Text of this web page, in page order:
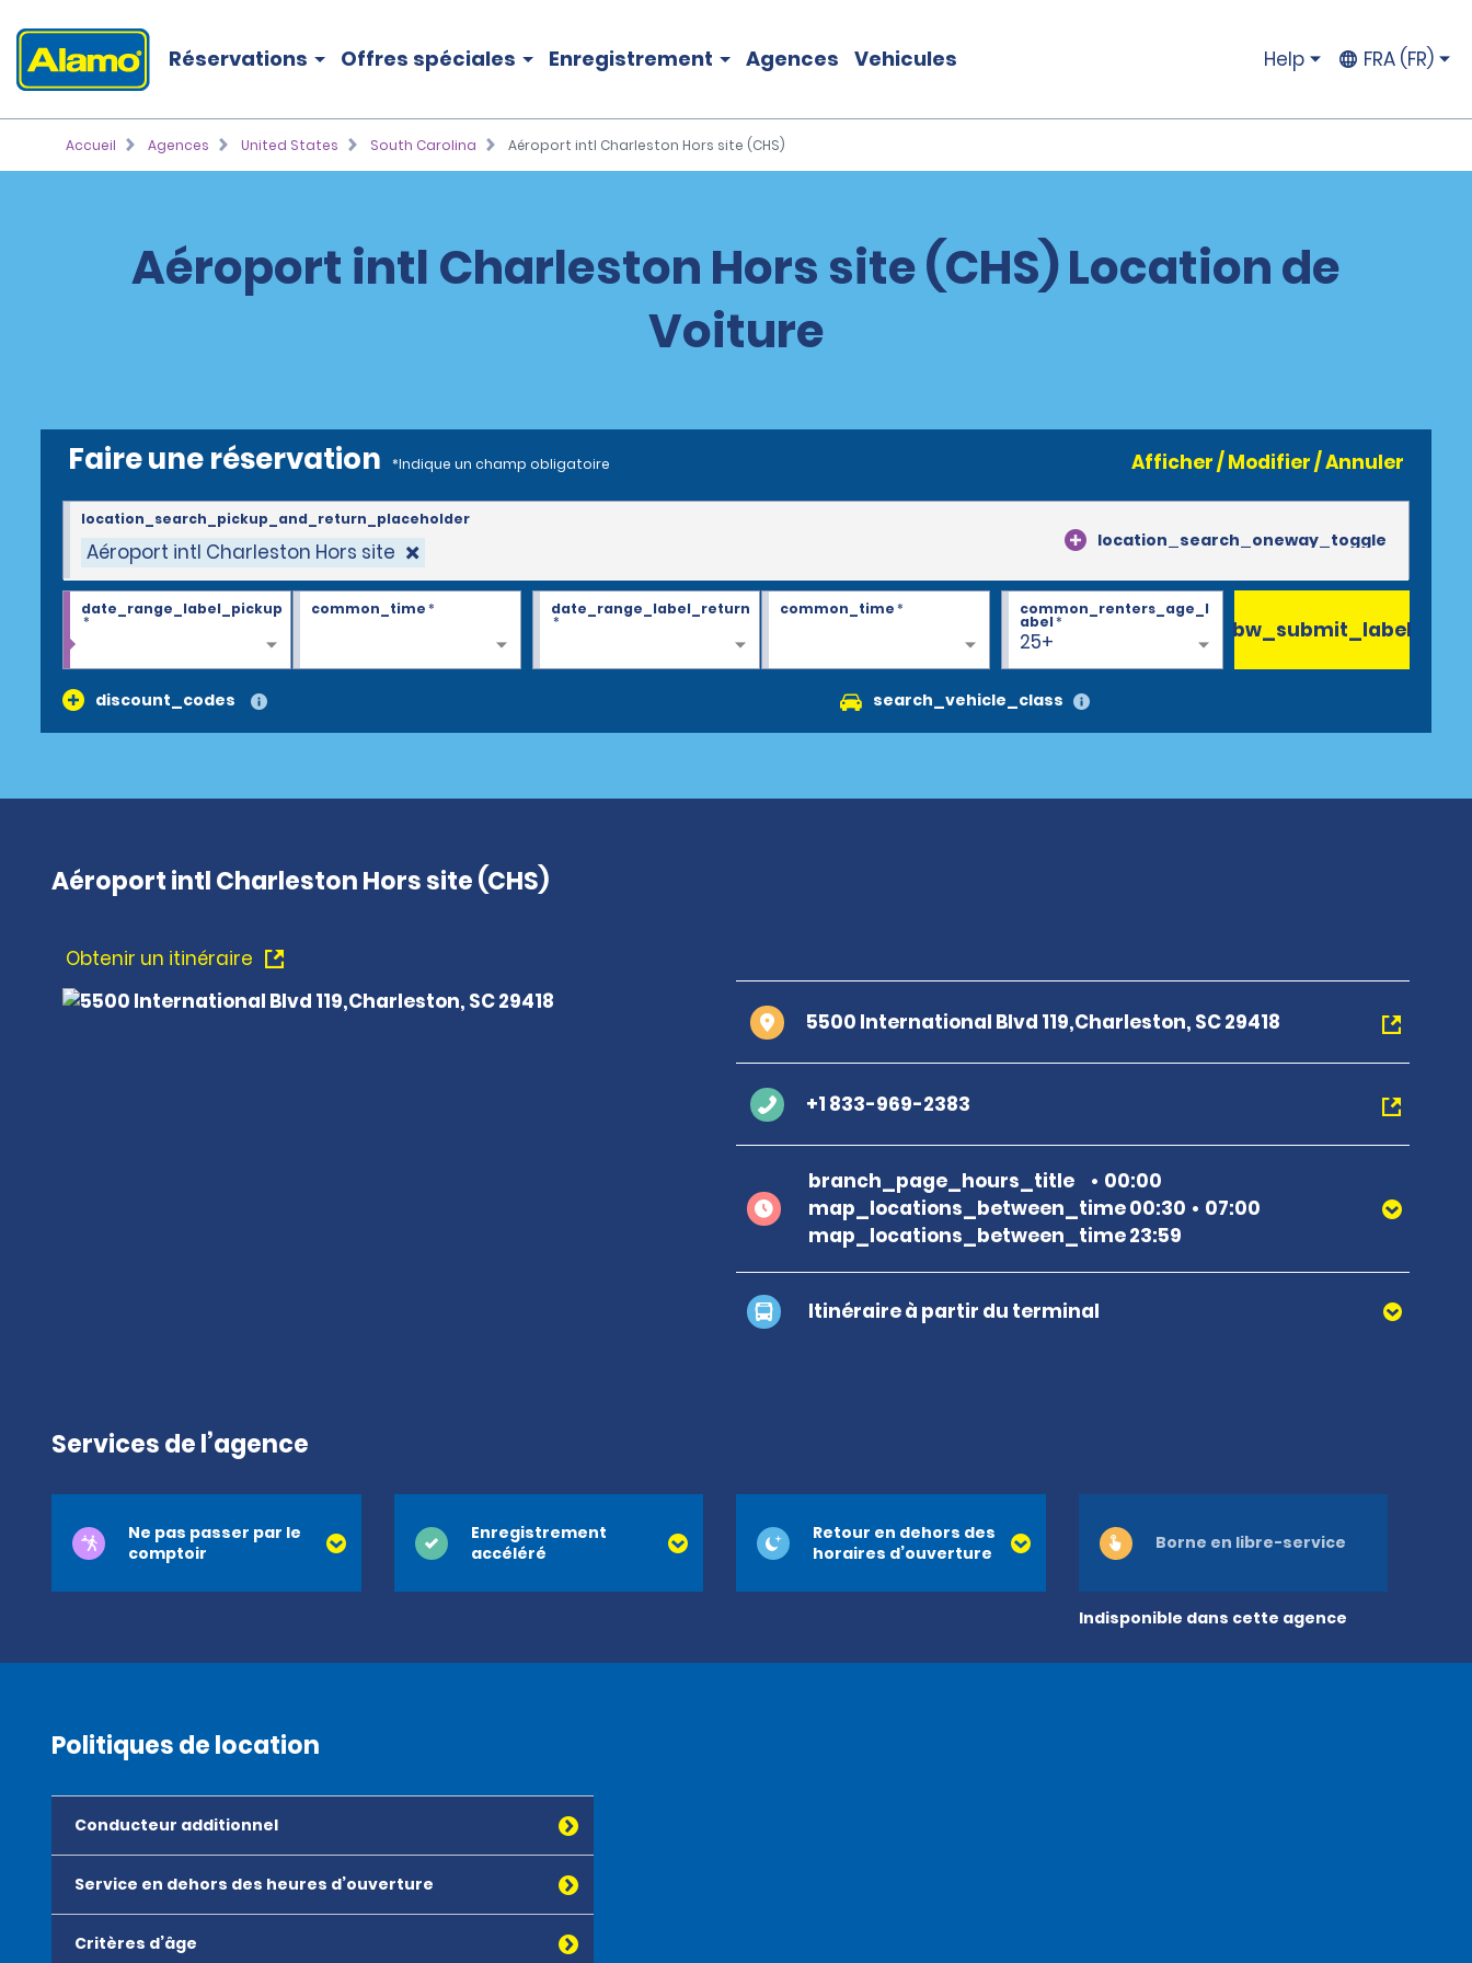
Réservations Offres spéciales Enregistrement Agences Vehicules Help FRA (FR)
Accueil Agences United States South Carolina Aéroport intl Charleston Hors site (CHS)
Aéroport intl Charleston Hors site (CHS) Location de
Voiture
Faire une réservation *Indique un champ obligatoire Afficher / Modifier / Annuler
Aéroport intl Charleston Hors site location_search_oneway_toggle
location_search_pickup_and_return_placeholder
date_range_label_pickup
*
common_time* date_range_label_return
*
common_time*
25+
common_renters_age_l
abel*
discount_codes search_vehicle_class
bw_submit_label
Aéroport intl Charleston Hors site (CHS)
Obtenir un itinéraire
5500 International Blvd 119,Charleston, SC 29418
+1 833-969-2383
branch_page_hours_title
00:00
map_locations_between_time 00:30
07:00
map_locations_between_time 23:59
Itinéraire à partir du terminal
Services de l’agence
Ne pas passer par le
comptoir
Enregistrement
accéléré
Retour en dehors des
horaires d’ouverture
Indisponible dans cette agence
Borne en libre-service
Politiques de location
Conducteur additionnel
Service en dehors des heures d’ouverture
Critères d’âge